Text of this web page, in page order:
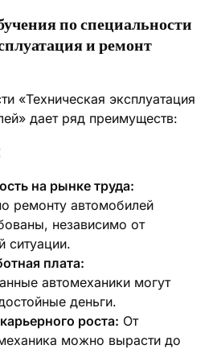
по специальности
и ремонт
«Техническая эксплуатация
дает ряд преимуществ:
на рынке труда:
ремонту автомобилей
независимо от
ситуации.
плата:
автомеханики могут
деньги.
роста: От
можно вырасти до